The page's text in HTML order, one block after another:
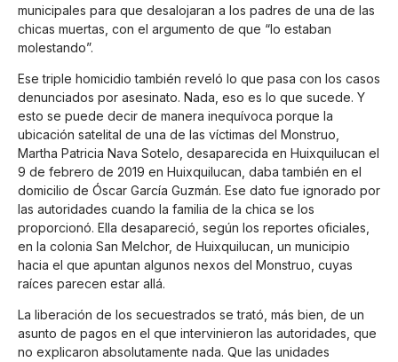
municipales para que desalojaran a los padres de una de las
chicas muertas, con el argumento de que “lo estaban
molestando”.
Ese triple homicidio también reveló lo que pasa con los casos
denunciados por asesinato. Nada, eso es lo que sucede. Y
esto se puede decir de manera inequívoca porque la
ubicación satelital de una de las víctimas del Monstruo,
Martha Patricia Nava Sotelo, desaparecida en Huixquilucan el
9 de febrero de 2019 en Huixquilucan, daba también en el
domicilio de Óscar García Guzmán. Ese dato fue ignorado por
las autoridades cuando la familia de la chica se los
proporcionó. Ella desapareció, según los reportes oficiales,
en la colonia San Melchor, de Huixquilucan, un municipio
hacia el que apuntan algunos nexos del Monstruo, cuyas
raíces parecen estar allá.
La liberación de los secuestrados se trató, más bien, de un
asunto de pagos en el que intervinieron las autoridades, que
no explicaron absolutamente nada. Que las unidades